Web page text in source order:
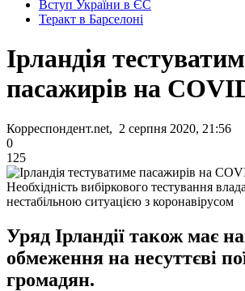
Вступ України в ЄС
Теракт в Барселоні
Ірландія
пасажирів на
Корреспондент.net, 2 серпня 2020, 21:56
0
125
Необхідність вибіркового тестування
нестабільною ситуацією з коронавірусом
Уряд Ірландії також має
обмеження на несуттєві
громадян.